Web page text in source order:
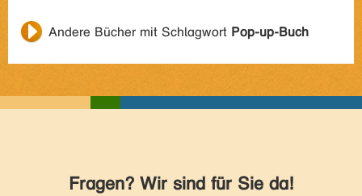
Andere Bücher mit Schlagwort Pop-up-Buch